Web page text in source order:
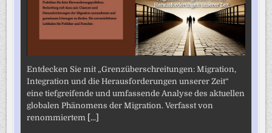
Entdecken Sie mit „Grenzüberschreitungen: Migration,
Integration und die Herausforderungen unserer Zeit“
eine tiefgreifende und umfassende Analyse des aktuellen
globalen Phänomens der Migration. Verfasst von
renommiertem
[...]